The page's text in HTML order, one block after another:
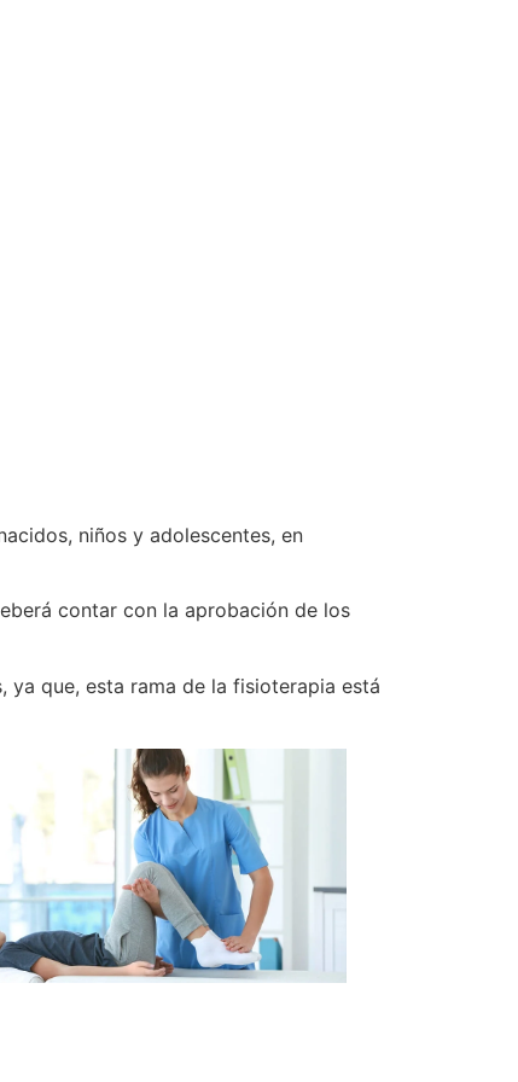
niños y adolescentes, en
contar con la aprobación de los
que, esta rama de la fisioterapia está